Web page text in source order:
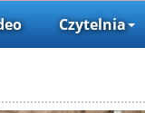
Czytelnia